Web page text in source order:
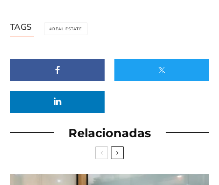
TAGS REAL ESTATE
Relacionadas